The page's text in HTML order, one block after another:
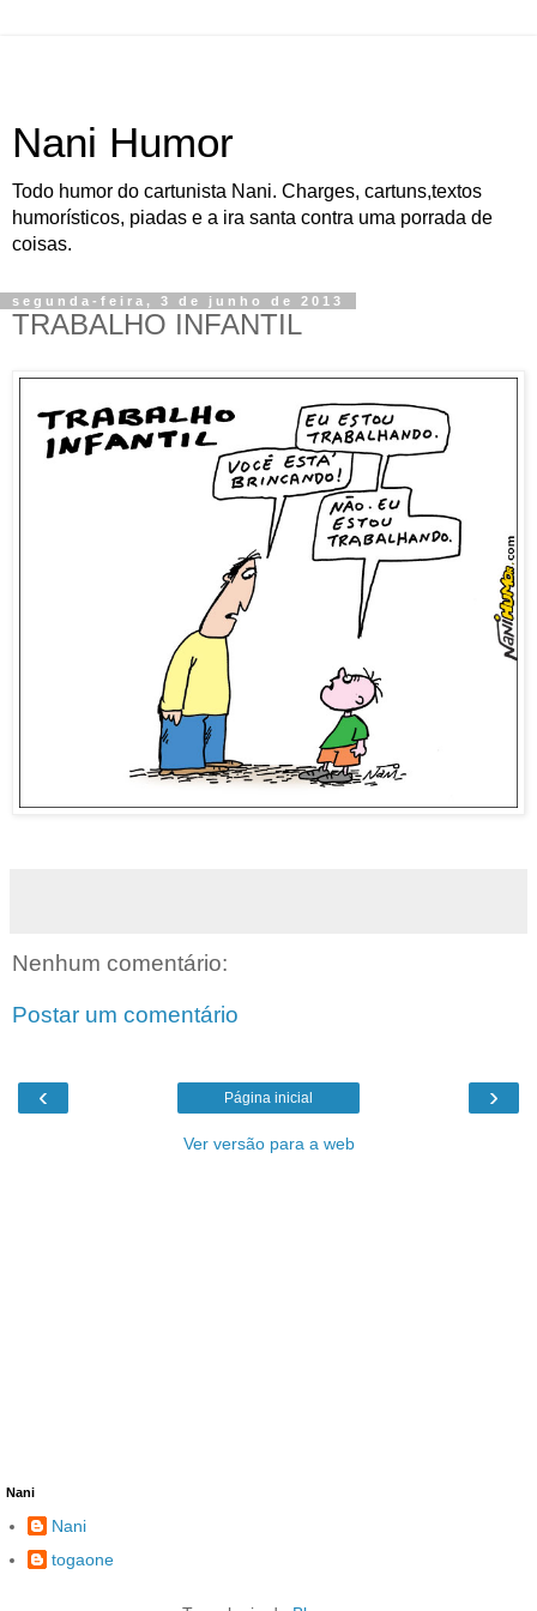
Nani Humor
Todo humor do cartunista Nani. Charges, cartuns,textos
humorísticos, piadas e a ira santa contra uma porrada de
coisas.
segunda-feira, 3 de junho de 2013
TRABALHO INFANTIL
Nenhum comentário:
Postar um comentário
‹ ›
Página inicial
Ver versão para a web
Nani
Nani
togaone